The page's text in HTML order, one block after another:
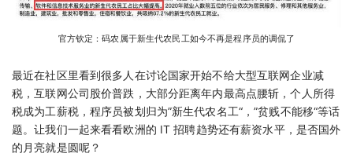
官方钦定：码农属于新生代农民工如今不再是程序员的调侃了
最近在社区里看到很多人在讨论国家开始不给大型互联网企业减
税，互联网公司股价普跌，大部分距离年内最高点腰斩，个人所得
税成为工薪税，程序员被划归为”新生代农名工“，”贫贱不能移“等话
题。让我们一起来看看欧洲的 IT 招聘趋势还有薪资水平，是否国外
的月亮就是圆呢？